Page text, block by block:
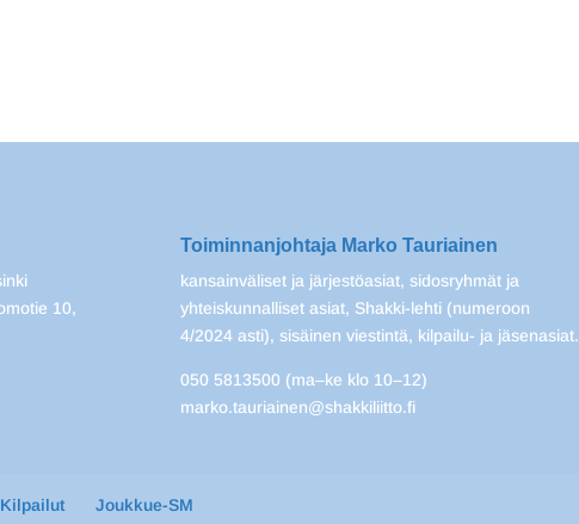
10,
Toiminnanjohtaja Marko Tauriainen
kansainväliset ja järjestöasiat, sidosryhmät ja
yhteiskunnalliset asiat, Shakki-lehti (numeroon
4/2024 asti), sisäinen viestintä, kilpailu- ja jäsenasiat.
050 5813500 (ma–ke klo 10–12)
marko.tauriainen@shakkiliitto.fi
Kilpailut Joukkue-SM